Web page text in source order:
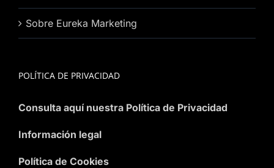
Sobre Eureka Marketing
POLÍTICA DE PRIVACIDAD
Consulta aquí nuestra Política de Privacidad
Información legal
Política de Cookies